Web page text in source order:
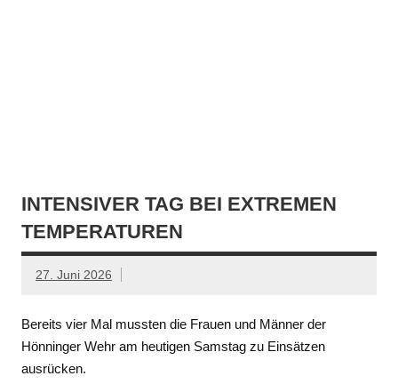
INTENSIVER TAG BEI EXTREMEN
TEMPERATUREN
27. Juni 2026
Bereits vier Mal mussten die Frauen und Männer der
Hönninger Wehr am heutigen Samstag zu Einsätzen
ausrücken.